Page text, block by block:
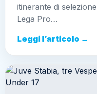
itinerante di
Lega Pro…
Leggi l’articolo →